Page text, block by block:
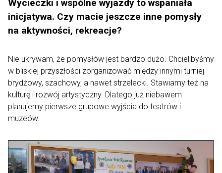
Wycieczki i wspólne wyjazdy to wspaniała
inicjatywa. Czy macie jeszcze inne pomysły
na aktywności, rekreacje?
Nie ukrywam, że pomysłów jest bardzo dużo. Chcielibyśmy
w bliskiej przyszłości zorganizować między innymi turniej
brydżowy, szachowy, a nawet strzelecki. Stawiamy też na
kulturę i rozwój artystyczny. Dlatego już niebawem
planujemy pierwsze grupowe wyjścia do teatrów i
muzeów.